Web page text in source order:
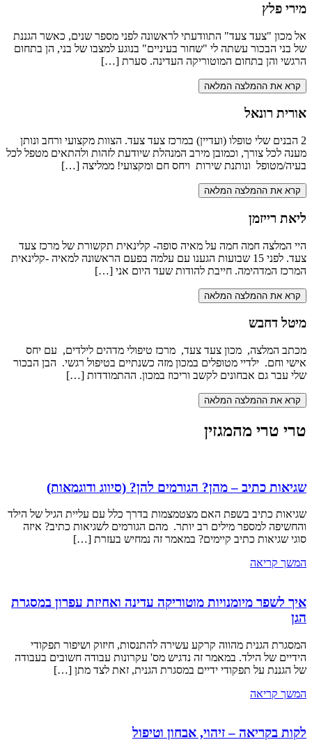
מירי פלץ
אל מכון "צעד צעד" התוודעתי לראשונה לפני מספר שנים, כאשר הגננת
של בני הבכור עשתה לי "שחור בעיניים" בנוגע למצבו של בני, הן בתחום
הרגשי והן בתחום המוטוריקה העדינה. סערת […]
קרא את ההמלצה המלאה
אורית רונאל
2 הבנים שלי טופלו (ועדיין) במרכז צעד צעד. הצוות מקצועי ורחב ונותן
מענה לכל צורך, וכמובן מירב המנהלת שיודעת לזהות ולהתאים מטפל לכל
בעיה/מטופל ונותנת שירות ויחס חם ומקצועי! ממליצה […]
קרא את ההמלצה המלאה
ליאת רייזמן
היי המלצה חמה חמה על מאיה סופה- קלינאית תקשורת של מרכז צעד
צעד. לפני 15 שבועות הגענו עם עלמה בפעם הראשונה למאיה -קלינאית
המרכז המדהימה. חייבת להודות שעד היום אני […]
קרא את ההמלצה המלאה
מיטל דחבש
מכתב המלצה, מכון צעד צעד, מרכז טיפולי מדהים לילדים, עם יחס
אישי וחם. ילדיי מטופלים במכון מזה כשנתיים בטיפול רגשי. הבן הבכור
שלי עבר גם אבחונים לקשב וריכוז במכון. ההתמודדות […]
קרא את ההמלצה המלאה
טרי טרי מהמגזין
שגיאות כתיב – מהן? הגורמים להן? (סיווג ודוגמאות)
שגיאות כתיב בשפת האם מצטמצמות בדרך כלל עם עליית הגיל של הילד
והחשיפה למספר מילים רב יותר. מהם הגורמים לשגיאות כתיב? איזה
סוגי שגיאות כתיב קיימים? במאמר זה נמחיש בעזרת […]
המשך קריאה
איך לשפר מיומנויות מוטוריקה עדינה ואחיזת עפרון במסגרת
הגן
המסגרת הגנית מהווה קרקע עשירה להתנסות, חיזוק ושיפור תפקודי
הידיים של הילד. במאמר זה נדגיש מס' עקרונות עבודה חשובים בעבודה
של הגננת על תפקודי ידיים במסגרת הגנית, זאת לצד מתן […]
המשך קריאה
לקות בקריאה – זיהוי, אבחון וטיפול